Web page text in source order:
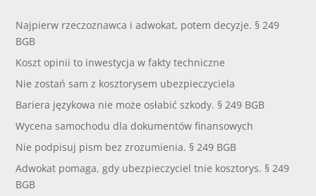
Najpierw rzeczoznawca i adwokat, potem decyzje. § 249
BGB
Koszt opinii to inwestycja w fakty techniczne
Nie zostań sam z kosztorysem ubezpieczyciela
Bariera językowa nie może osłabić szkody. § 249 BGB
Wycena samochodu dla dokumentów finansowych
Nie podpisuj pism bez zrozumienia. § 249 BGB
Adwokat pomaga, gdy ubezpieczyciel tnie kosztorys. § 249
BGB